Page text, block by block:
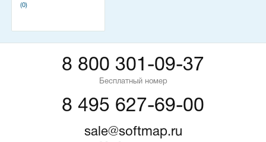
(0)
8 800 301-09-37
Бесплатный номер
8 495 627-69-00
sale@softmap.ru